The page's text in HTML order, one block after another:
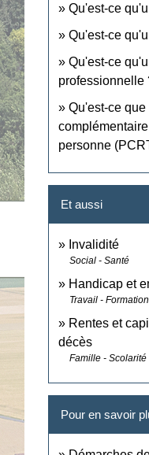
Qu'est-ce
Qu'est-ce
Qu'est-ce
professionnelle
Qu'est-ce
personne
Et aussi
Invalidité
Social - Santé
Handicap et
Travail - Formation
Rentes et
décès
Famille - Scolarité
Pour en savoir